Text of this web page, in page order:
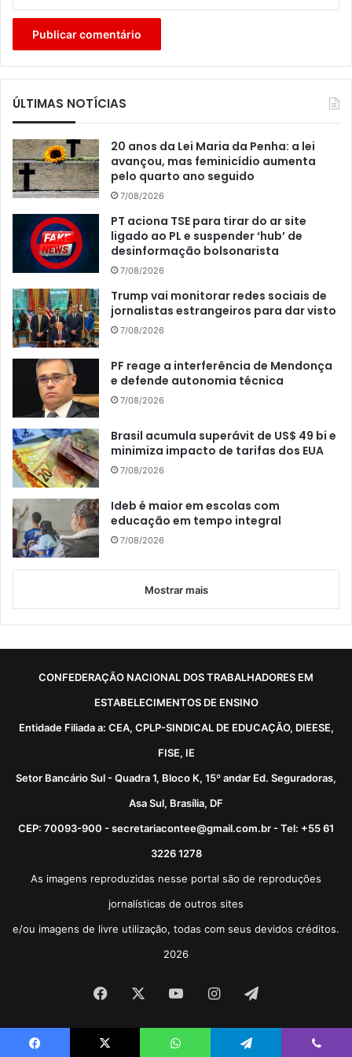
ÚLTIMAS NOTÍCIAS
20 anos da Lei Maria da Penha: a lei
avançou, mas feminicídio aumenta
pelo quarto ano seguido
7/08/2026
PT aciona TSE para tirar do ar site
ligado ao PL e suspender ‘hub’ de
desinformação bolsonarista
7/08/2026
Trump vai monitorar redes sociais de
jornalistas estrangeiros para dar visto
7/08/2026
PF reage a interferência de Mendonça
e defende autonomia técnica
7/08/2026
Brasil acumula superávit de US$ 49 bi e
minimiza impacto de tarifas dos EUA
7/08/2026
Ideb é maior em escolas com
educação em tempo integral
7/08/2026
Mostrar mais
CONFEDERAÇÃO NACIONAL DOS TRABALHADORES EM
ESTABELECIMENTOS DE ENSINO
Entidade Filiada a: CEA, CPLP-SINDICAL DE EDUCAÇÃO, DIEESE,
FISE, IE
Setor Bancário Sul - Quadra 1, Bloco K, 15º andar Ed. Seguradoras,
Asa Sul, Brasília, DF
CEP: 70093-900 - secretariacontee@gmail.com.br - Tel: +55 61
3226 1278
As imagens reproduzidas nesse portal são de reproduções
jornalísticas de outros sites
e/ou imagens de livre utilização, todas com seus devidos créditos.
2026
Facebook YouTubeInstagram